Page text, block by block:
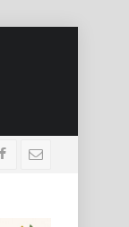
APAE presente no